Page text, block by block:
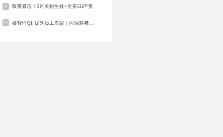
9 双重暴击！5月关税生效+全美5H严查
10 极智佳Q1 优秀员工表彰｜向深耕者致敬